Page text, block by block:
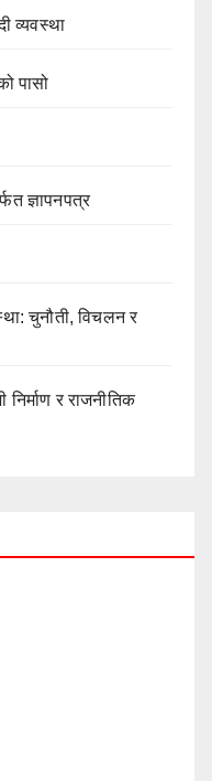
व्यवस्था
पासो
ज्ञापनपत्र
चुनौती, विचलन र
र राजनीतिक